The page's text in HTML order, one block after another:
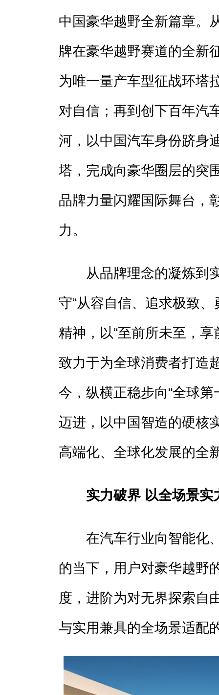
中国豪华越野全新篇章。
牌在豪华越野赛道的全新
为唯一量产车型征战环塔
对自信；再到创下百年汽
河，以中国汽车身份跻身
塔，完成向豪华圈层的
品牌力量闪耀国际舞台，
力。
从品牌理念的凝炼到实
守“从容自信、追求极致
精神，以“至前所未至，
致力于为全球消费者打造
今，纵横正稳步向“全球
迈进，以中国智造的硬核
高端化、全球化发展的全
实力破界 以全场景实
在汽车行业向智能化、
的当下，用户对豪华越野
度，进阶为对无界探索自
与实用兼具的全场景适配